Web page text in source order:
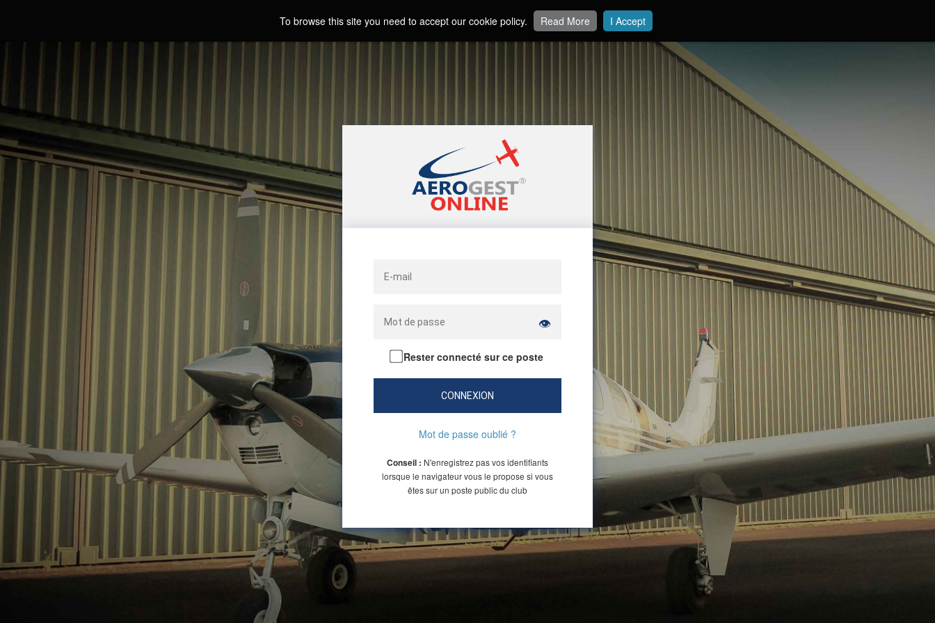
To browse this site you need to accept our cookie policy. Read More I Accept
👁
Rester connecté sur ce poste
CONNEXION
Mot de passe oublié ?
Conseil : N'enregistrez pas vos identifiants
lorsque le navigateur vous le propose si vous
êtes sur un poste public du club